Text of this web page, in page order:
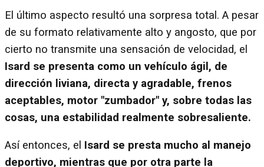
El último aspecto resultó una sorpresa total. A pesar
de su formato relativamente alto y angosto, que por
cierto no transmite una sensación de velocidad, el
Isard se presenta como un vehículo ágil, de
dirección liviana, directa y agradable, frenos
aceptables, motor "zumbador" y, sobre todas las
cosas, una estabilidad realmente sobresaliente.
Así entonces, el Isard se presta mucho al manejo
deportivo, mientras que por otra parte la